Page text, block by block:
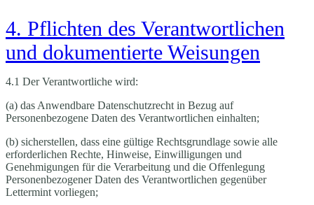
4. Pflichten des Verantwortlichen
und dokumentierte Weisungen
4.1 Der Verantwortliche wird:
(a) das Anwendbare Datenschutzrecht in Bezug auf
Personenbezogene Daten des Verantwortlichen einhalten;
(b) sicherstellen, dass eine gültige Rechtsgrundlage sowie alle
erforderlichen Rechte, Hinweise, Einwilligungen und
Genehmigungen für die Verarbeitung und die Offenlegung
Personenbezogener Daten des Verantwortlichen gegenüber
Lettermint vorliegen;